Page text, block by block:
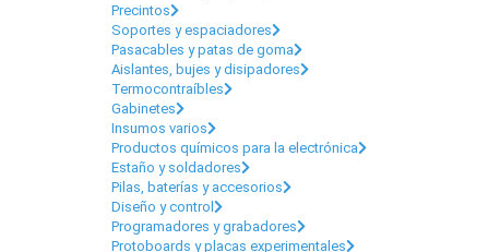
Precintos
Soportes y espaciadores
Pasacables y patas de goma
Aislantes, bujes y disipadores
Termocontraíbles
Gabinetes
Insumos varios
Productos químicos para la electrónica
Estaño y soldadores
Pilas, baterías y accesorios
Diseño y control
Programadores y grabadores
Protoboards y placas experimentales